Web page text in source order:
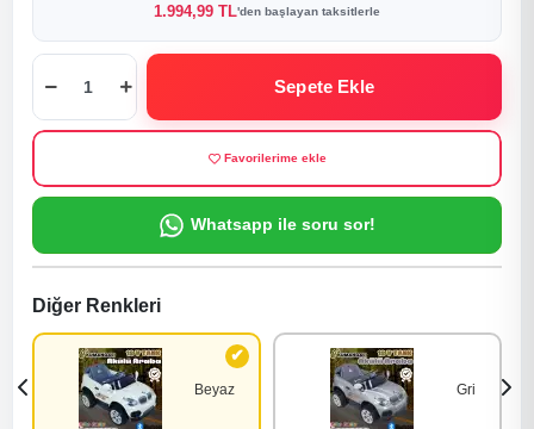
1.994,99 TL'den başlayan taksitlerle
Sepete Ekle
Favorilerime ekle
Whatsapp ile soru sor!
Diğer Renkleri
Beyaz Gri